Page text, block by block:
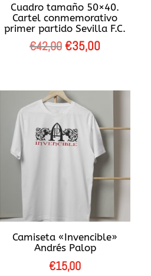
Cuadro tamaño 50×40.
Cartel conmemorativo
primer partido Sevilla F.C.
€42,00El
era:
€42,00.
€35,00El
es:
Camiseta «Invencible»
Andrés Palop
€15,00